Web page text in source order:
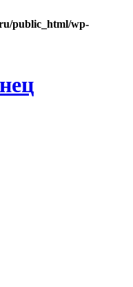
public_html/wp-